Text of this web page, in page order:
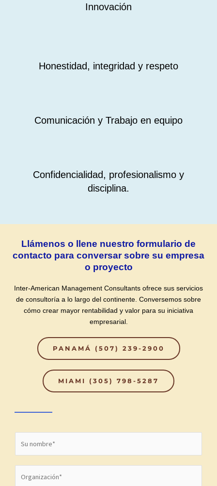
Innovación
Honestidad, integridad y respeto
Comunicación y Trabajo en equipo
Confidencialidad, profesionalismo y
disciplina.
Llámenos o llene nuestro formulario de
contacto para conversar sobre su empresa
o proyecto
Inter-American Management Consultants ofrece sus servicios
de consultoría a lo largo del continente. Conversemos sobre
cómo crear mayor rentabilidad y valor para su iniciativa
empresarial.
PANAMÁ (507) 239-2900
MIAMI (305) 798-5287